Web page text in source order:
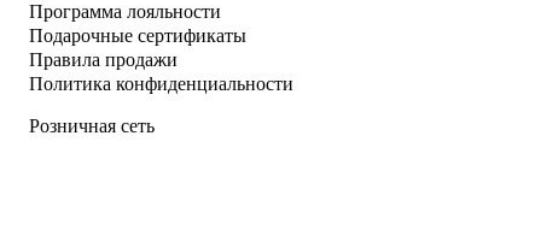
Программа лояльности
Подарочные сертификаты
Правила продажи
Политика конфиденциальности
Розничная сеть